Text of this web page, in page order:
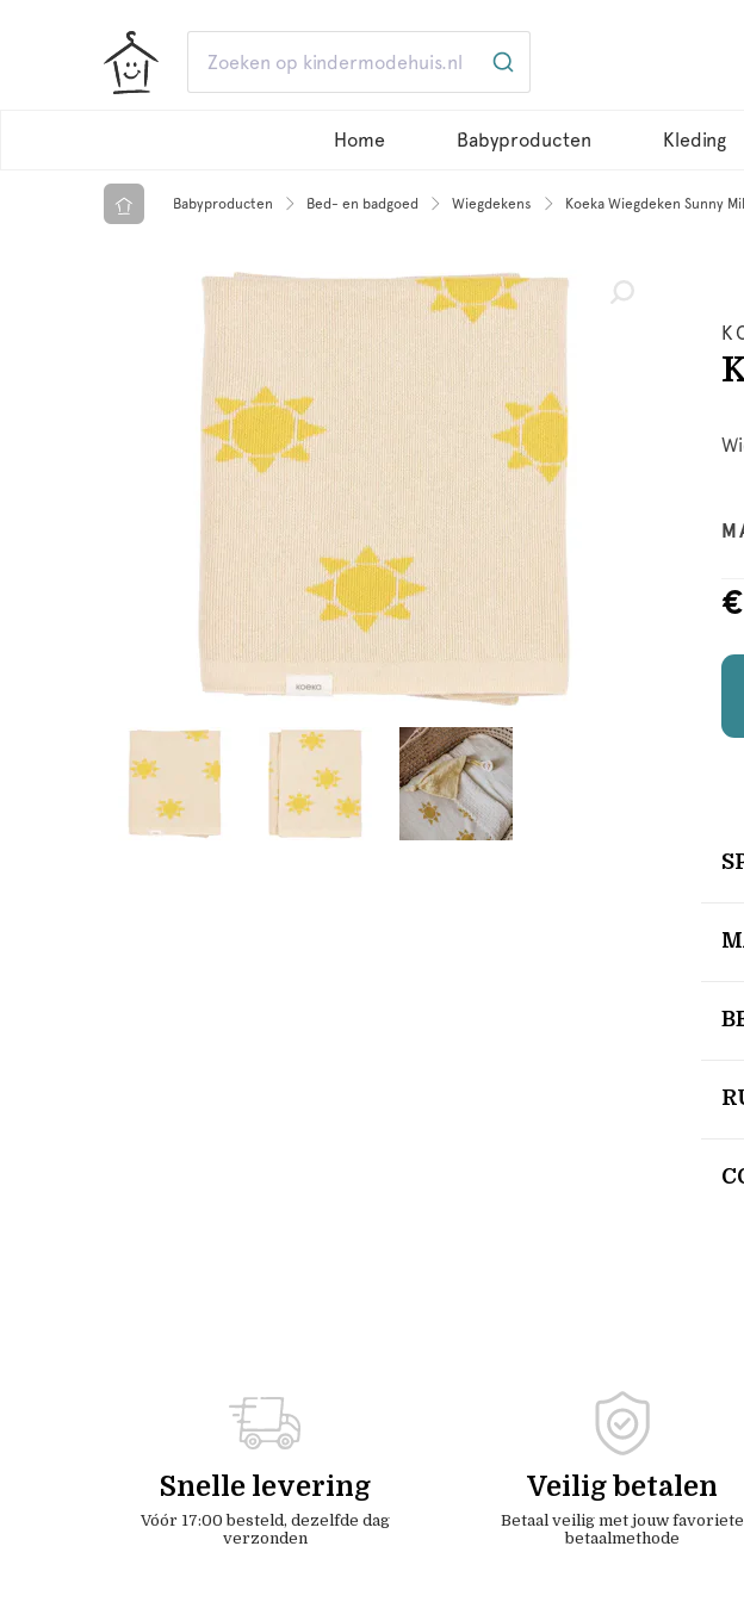
Home Babyproducten Kleding
Babyproducten Bed- en badgoed Wiegdekens Koeka Wiegdeken Sunny
Snelle levering
Vóór 17:00 besteld, dezelfde dag
verzonden
Veilig betalen
Betaal veilig met jouw favoriete
betaalmethode